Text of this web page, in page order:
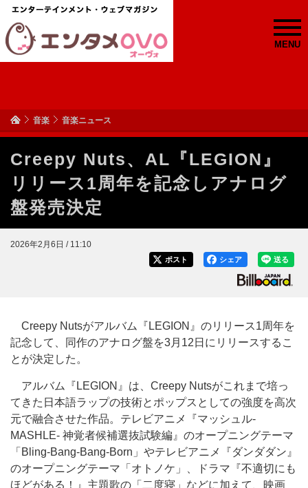
MENU
音楽 音楽ニュース
Creepy Nuts、AL『LEGION』
リリース1周年を記念しアナログ
盤発売決定
2026年2月6日 / 11:10
送る
シェア
ポスト
Creepy Nutsがアルバム『LEGION』のリリース1周年を
記念して、同作のアナログ盤を3月12日にリリースするこ
とが決定した。
アルバム『LEGION』は、Creepy Nutsがこれまで培っ
てきた日本語ラップの技術とポップスとしての強度を高次
元で融合させた作品。テレビアニメ『マッシュル-
MASHLE- 神覚者候補選抜試験編』のオープニングテーマ
「Bling-Bang-Bang-Born」やテレビアニメ『ダンダダン』
のオープニングテーマ「オトノケ」、ドラマ『不適切にも
ほどがある！』主題歌の「二度寝」などに加えて、映画